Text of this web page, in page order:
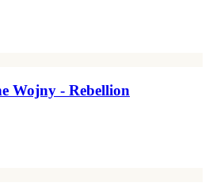
Wojny - Rebellion